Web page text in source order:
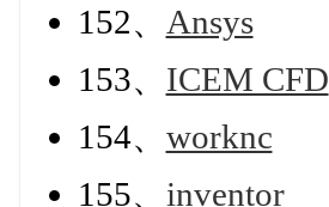
152、 Ansys
153、 ICEM CFD
154、 worknc
155、 inventor